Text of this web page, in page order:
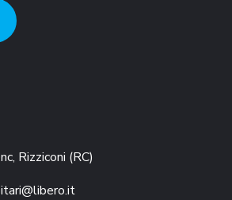
Rizziconi (RC)